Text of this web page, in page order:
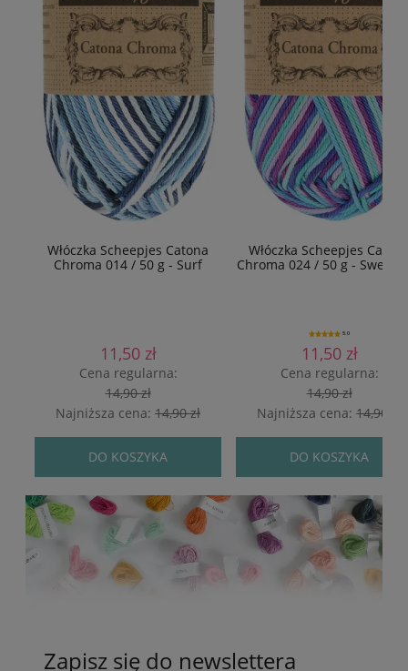
Włóczka Scheepjes Catona
Chroma 014 / 50 g - Surf
11,50 zł
Cena regularna:
14,90 zł
Najniższa cena:14,90 zł
DO KOSZYKA
Włóczka Scheepjes
Chroma 024 / 50 g - Sweet
5.0
11,50 zł
Cena regularna:
14,90 zł
Najniższa cena:14,90 zł
DO KOSZYKA
Zapisz się do newslettera